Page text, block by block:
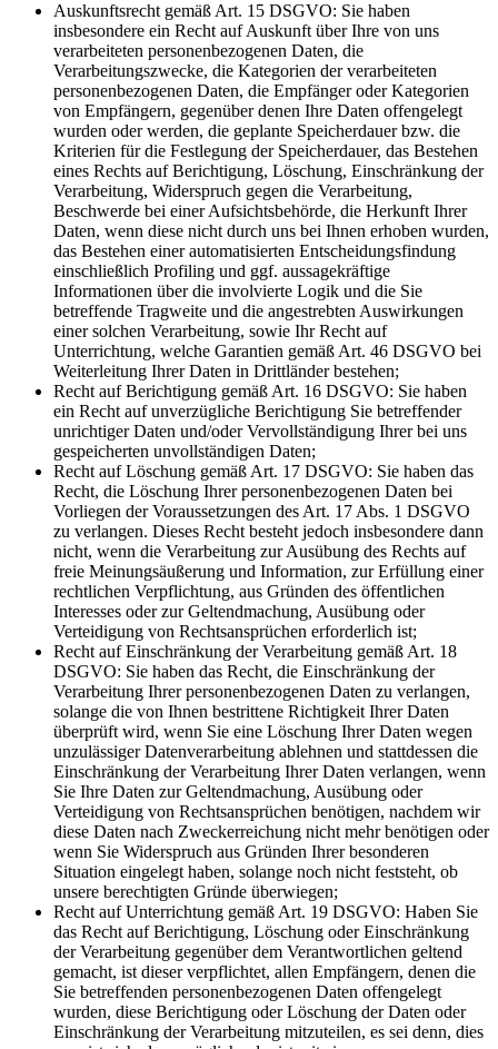
Auskunftsrecht gemäß Art. 15 DSGVO: Sie haben
insbesondere ein Recht auf Auskunft über Ihre von uns
verarbeiteten personenbezogenen Daten, die
Verarbeitungszwecke, die Kategorien der verarbeiteten
personenbezogenen Daten, die Empfänger oder Kategorien
von Empfängern, gegenüber denen Ihre Daten offengelegt
wurden oder werden, die geplante Speicherdauer bzw. die
Kriterien für die Festlegung der Speicherdauer, das Bestehen
eines Rechts auf Berichtigung, Löschung, Einschränkung der
Verarbeitung, Widerspruch gegen die Verarbeitung,
Beschwerde bei einer Aufsichtsbehörde, die Herkunft Ihrer
Daten, wenn diese nicht durch uns bei Ihnen erhoben wurden,
das Bestehen einer automatisierten Entscheidungsfindung
einschließlich Profiling und ggf. aussagekräftige
Informationen über die involvierte Logik und die Sie
betreffende Tragweite und die angestrebten Auswirkungen
einer solchen Verarbeitung, sowie Ihr Recht auf
Unterrichtung, welche Garantien gemäß Art. 46 DSGVO bei
Weiterleitung Ihrer Daten in Drittländer bestehen;
Recht auf Berichtigung gemäß Art. 16 DSGVO: Sie haben
ein Recht auf unverzügliche Berichtigung Sie betreffender
unrichtiger Daten und/oder Vervollständigung Ihrer bei uns
gespeicherten unvollständigen Daten;
Recht auf Löschung gemäß Art. 17 DSGVO: Sie haben das
Recht, die Löschung Ihrer personenbezogenen Daten bei
Vorliegen der Voraussetzungen des Art. 17 Abs. 1 DSGVO
zu verlangen. Dieses Recht besteht jedoch insbesondere dann
nicht, wenn die Verarbeitung zur Ausübung des Rechts auf
freie Meinungsäußerung und Information, zur Erfüllung einer
rechtlichen Verpflichtung, aus Gründen des öffentlichen
Interesses oder zur Geltendmachung, Ausübung oder
Verteidigung von Rechtsansprüchen erforderlich ist;
Recht auf Einschränkung der Verarbeitung gemäß Art. 18
DSGVO: Sie haben das Recht, die Einschränkung der
Verarbeitung Ihrer personenbezogenen Daten zu verlangen,
solange die von Ihnen bestrittene Richtigkeit Ihrer Daten
überprüft wird, wenn Sie eine Löschung Ihrer Daten wegen
unzulässiger Datenverarbeitung ablehnen und stattdessen die
Einschränkung der Verarbeitung Ihrer Daten verlangen, wenn
Sie Ihre Daten zur Geltendmachung, Ausübung oder
Verteidigung von Rechtsansprüchen benötigen, nachdem wir
diese Daten nach Zweckerreichung nicht mehr benötigen oder
wenn Sie Widerspruch aus Gründen Ihrer besonderen
Situation eingelegt haben, solange noch nicht feststeht, ob
unsere berechtigten Gründe überwiegen;
Recht auf Unterrichtung gemäß Art. 19 DSGVO: Haben Sie
das Recht auf Berichtigung, Löschung oder Einschränkung
der Verarbeitung gegenüber dem Verantwortlichen geltend
gemacht, ist dieser verpflichtet, allen Empfängern, denen die
Sie betreffenden personenbezogenen Daten offengelegt
wurden, diese Berichtigung oder Löschung der Daten oder
Einschränkung der Verarbeitung mitzuteilen, es sei denn, dies